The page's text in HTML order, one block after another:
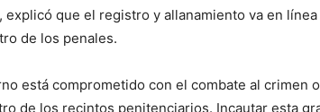
explicó que el registro y allanamiento va en
de los penales.
está comprometido con el combate al crimen
de los recintos penitenciarios. Incautar esta